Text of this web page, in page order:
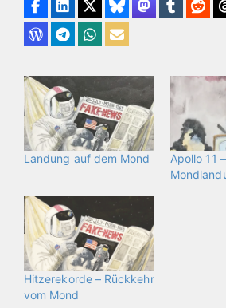
Landung auf dem Mond
Apollo 11 –
Hitzerekorde – Rückkehr
vom Mond